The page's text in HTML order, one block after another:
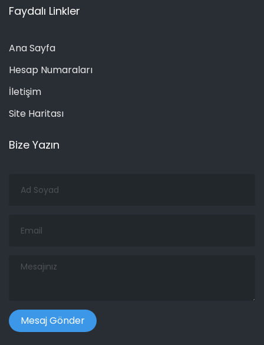
Faydalı Linkler
Ana Sayfa
Hesap Numaraları
İletişim
Site Haritası
Bize Yazın
Soyad
Mesajınız